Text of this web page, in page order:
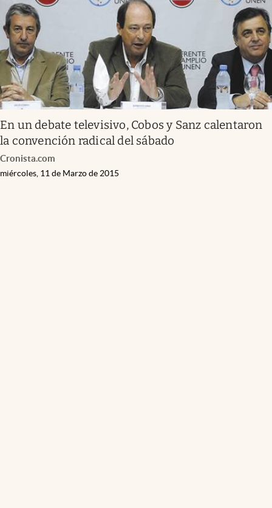
En un debate televisivo, Cobos y Sanz calentaron
la convención radical del sábado
Cronista.com
miércoles, 11 de Marzo de 2015